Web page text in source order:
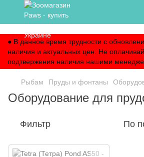
● В данное время трудности с
наличия и актуальных цен. Не
подтвержения наличия нашими
Рыбам Пруды и фонтаны
Оборудование для
Фильтр По